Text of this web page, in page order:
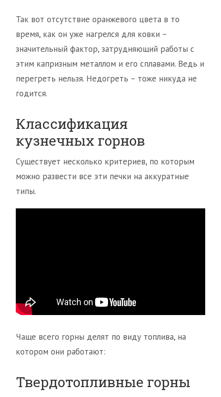
Так вот отсутствие оранжевого цвета в то
время, как он уже нагрелся для ковки –
значительный фактор, затрудняющий работы с
этим капризным металлом и его сплавами. Ведь и
перегреть нельзя. Недогреть – тоже никуда не
годится.
Классификация
кузнечных горнов
Существует несколько критериев, по которым
можно развести все эти печки на аккуратные
типы.
Чаще всего горны делят по виду топлива, на
котором они работают:
Твердотопливные горны